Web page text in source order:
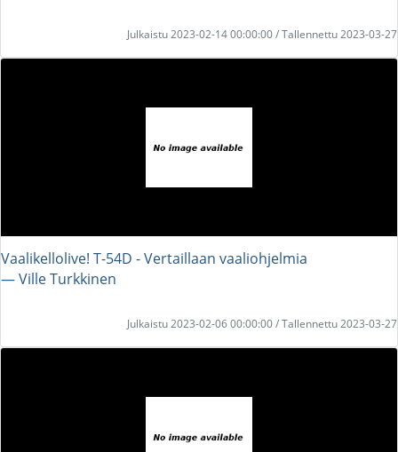
Julkaistu 2023-02-14 00:00:00 / Tallennettu 2023-03-27
Vaalikellolive! T-54D - Vertaillaan vaaliohjelmia
― Ville Turkkinen
Julkaistu 2023-02-06 00:00:00 / Tallennettu 2023-03-27